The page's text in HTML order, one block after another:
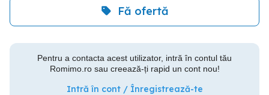
Fă ofertă
Pentru a contacta acest utilizator, intră în contul tău
Romimo.ro sau creează-ți rapid un cont nou!
Intră în cont / Înregistrează-te